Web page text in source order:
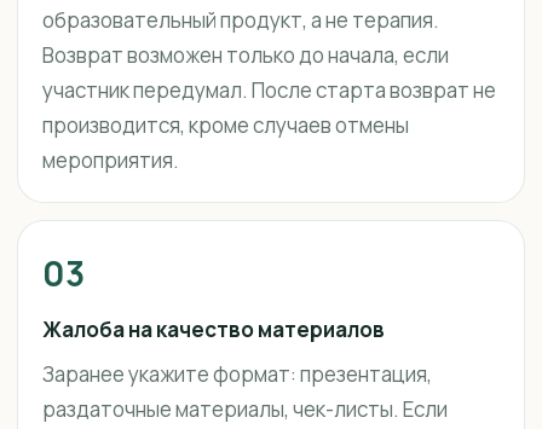
образовательный продукт, а не терапия.
Возврат возможен только до начала, если
участник передумал. После старта возврат не
производится, кроме случаев отмены
мероприятия.
03
Жалоба на качество материалов
Заранее укажите формат: презентация,
раздаточные материалы, чек-листы. Если